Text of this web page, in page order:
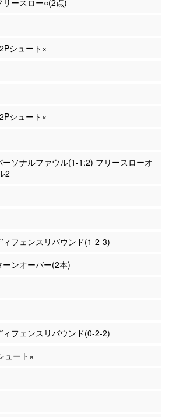
ースロー○(2点)
シュート×
シュート×
ーソナルファウル(1-1:2) フリースローオ
2
ィフェンスリバウンド(1-2-3)
ンオーバー(2本)
ィフェンスリバウンド(0-2-2)
ュート×